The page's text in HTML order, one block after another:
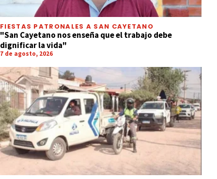
FIESTAS PATRONALES A SAN CAYETANO
"San Cayetano nos enseña que el trabajo debe
dignificar la vida"
7 de agosto, 2026